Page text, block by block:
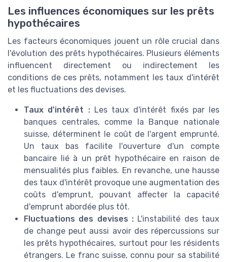
Les influences économiques sur les prêts
hypothécaires
Les facteurs économiques jouent un rôle crucial dans
l'évolution des prêts hypothécaires. Plusieurs éléments
influencent directement ou indirectement les
conditions de ces prêts, notamment les taux d'intérêt
et les fluctuations des devises.
Taux d'intérêt :Les taux d'intérêt fixés par les
banques centrales, comme la Banque nationale
suisse, déterminent le coût de l'argent emprunté.
Un taux bas facilite l'ouverture d'un compte
bancaire lié à un prêt hypothécaire en raison de
mensualités plus faibles. En revanche, une hausse
des taux d'intérêt provoque une augmentation des
coûts d'emprunt, pouvant affecter la capacité
d'emprunt abordée plus tôt.
Fluctuations des devises : L'instabilité des taux
de change peut aussi avoir des répercussions sur
les prêts hypothécaires, surtout pour les résidents
étrangers. Le franc suisse, connu pour sa stabilité